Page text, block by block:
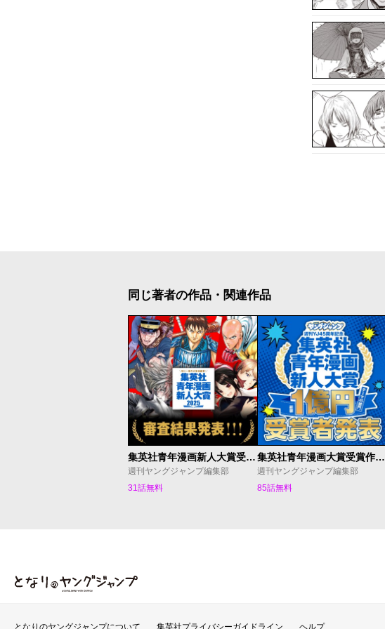
同じ著者の作品・関連作品
集英社青年漫画新人大賞受賞作発表
週刊ヤングジャンプ編集部
31話無料
集英社青年漫画大賞受賞作発表
週刊ヤングジャンプ編集部
85話無料
となりのヤングジャンプ
となりのヤングジャンプについて 集英社プライバシーガイドライン ヘルプ